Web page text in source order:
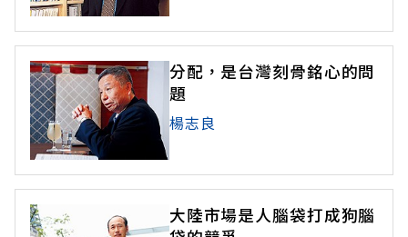
分配，是台灣刻骨銘心的問
題
楊志良
大陸市場是人腦袋打成狗腦